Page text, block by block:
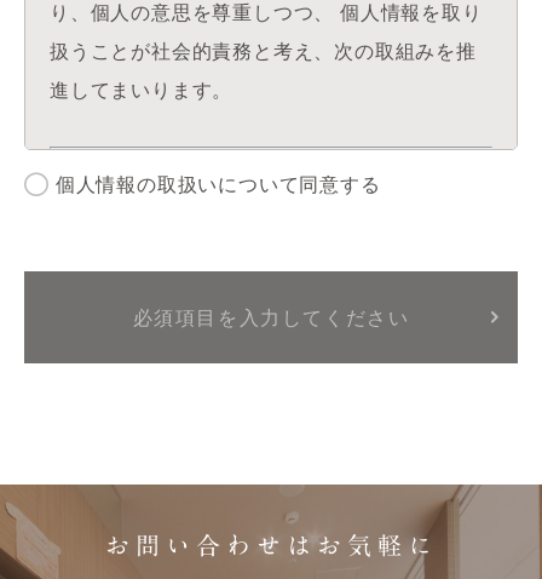
り、個人の意思を尊重しつつ、 個人情報を取り
扱うことが社会的責務と考え、次の取組みを推
進してまいります。
■第三者提供の制限
個人情報の取扱いについて同意する
お問い合わせはお気軽に